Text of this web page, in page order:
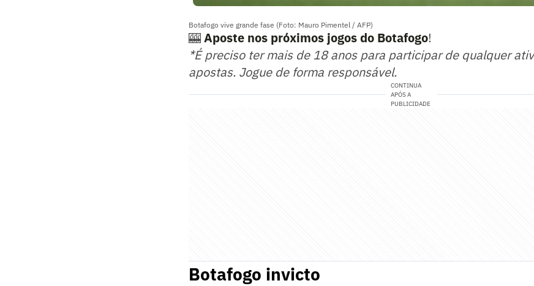
Botafogo vive grande fase (Foto: Mauro Pimentel / AFP)
🎰Aposte nos próximos jogos do Botafogo!
*É preciso ter mais de 18 anos para participar de qualquer
apostas. Jogue de forma responsável.
CONTINUA
APÓS A
PUBLICIDADE
Botafogo invicto